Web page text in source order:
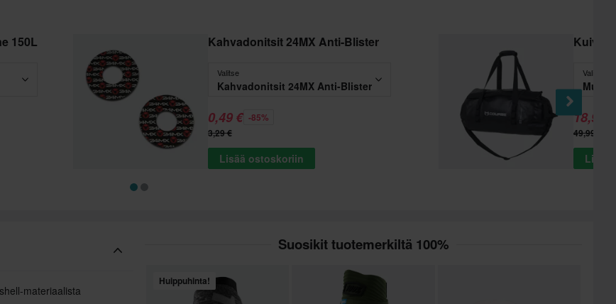
150L Kahvadonitsit 24MX Anti-Blister
Valitse
Kahvadonitsit 24MX Anti-Blister
0,49 € -85%
3,29 €
Lisää ostoskoriin
Valitse -
18,99 €
49,99 €
Lisää
materiaalista
Suosikit tuotemerkiltä 100%
Huippuhinta!